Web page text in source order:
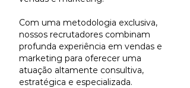
Com uma metodologia exclusiva,
nossos recrutadores combinam
profunda experiência em vendas e
marketing para oferecer uma
atuação altamente consultiva,
estratégica e especializada.